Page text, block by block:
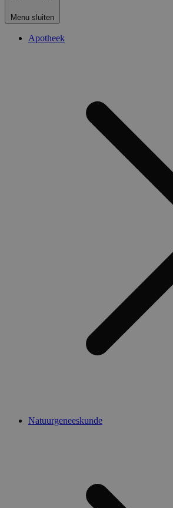
Menu sluiten
Apotheek
Natuurgeneeskunde